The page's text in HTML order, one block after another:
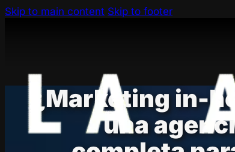
Skip to main content Skip to footer
¿Marketing in-
una